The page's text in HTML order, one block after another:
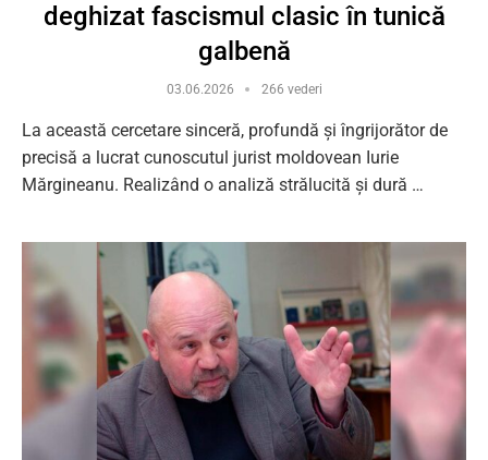
deghizat fascismul clasic în tunică
galbenă
03.06.2026 266 vederi
La această cercetare sinceră, profundă și îngrijorător de
precisă a lucrat cunoscutul jurist moldovean Iurie
Mărgineanu. Realizând o analiză strălucită și dură …